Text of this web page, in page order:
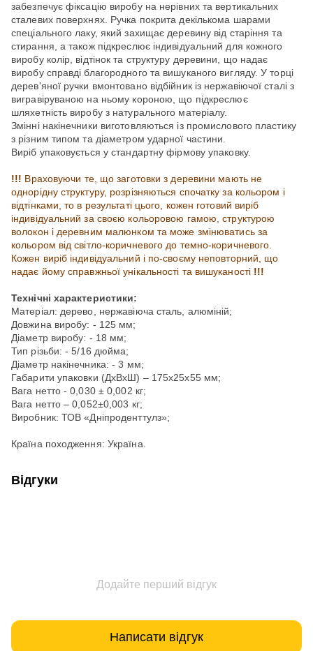
забезпечує фіксацію виробу на нерівних та вертикальних
сталевих поверхнях. Ручка покрита декількома шарами
спеціального лаку, який захищає деревину від старіння та
стирання, а також підкреслює індивідуальний для кожного
виробу колір, відтінок та структуру деревини, що надає
виробу справді благородного та вишуканого вигляду. У торці
дерев'яної ручки вмонтовано відбійник із нержавіючої сталі з
вигравіруваною на ньому короною, що підкреслює
шляхетність виробу з натурального матеріалу.
Змінні накінечники виготовляються із промислового пластику
з різним типом та діаметром ударної частини.
Виріб упаковується у стандартну фірмову упаковку.
!!! Враховуючи те, що заготовки з деревини мають не
однорідну структуру, розрізняються спочатку за кольором і
відтінками, то в результаті цього, кожен готовий виріб
індивідуальний за своєю кольоровою гамою, структурою
волокон і деревним малюнком та може змінюватись за
кольором від світло-коричневого до темно-коричневого.
Кожен виріб індивідуальний і по-своєму неповторний, що
надає йому справжньої унікальності та вишуканості !!!
Технічні характеристики:
Матеріал: дерево, нержавіюча сталь, алюміній;
Довжина виробу: - 125 мм;
Діаметр виробу: - 18 мм;
Тип різьби: - 5/16 дюйма;
Діаметр накінечника: - 3 мм;
Габарити упаковки (ДхВхШ) – 175х25х55 мм;
Вага нетто - 0,030 ± 0,002 кг;
Вага нетто – 0,052±0,003 кг;
Виробник: ТОВ «Дніпроденттулз»;
Країна походження: Україна.
Відгуки
Додайте перший відгук
Написати відгук